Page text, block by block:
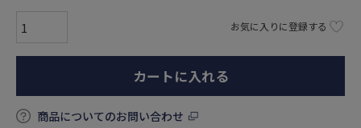
お気に入りに登録する
カートに入れる
商品についてのお問い合わせ